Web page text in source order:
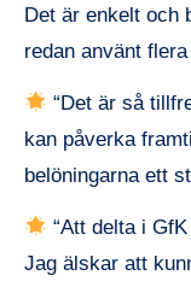
Det är enkelt och
redan använt
“Det är så
kan påverka
belöningarna ett
“Att delta i
Jag älskar att